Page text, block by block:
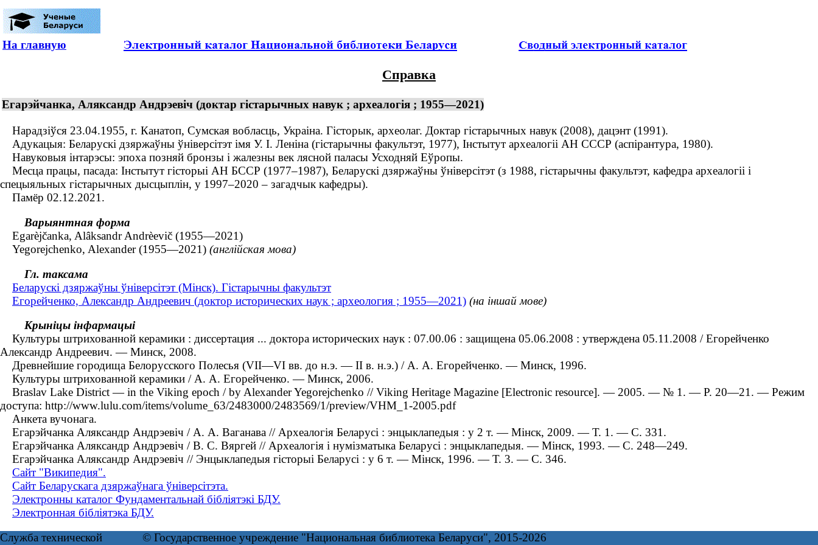
На главную
Справка
Егарэйчанка, Аляксандр Андрэевіч (доктар гістарычных навук ; археалогія ; 1955—2021)
Нарадзіўся 23.04.1955, г. Канатоп, Сумская вобласць, Украіна. Гісторык, археолаг. Доктар гістарычных навук (2008), дацэнт (1991).
Адукацыя: Беларускі дзяржаўны ўніверсітэт імя У. І. Леніна (гістарычны факультэт, 1977), Інстытут археалогіі АН СССР (аспірантура, 1980).
Навуковыя інтарэсы: эпоха позняй бронзы і жалезны век лясной паласы Усходняй Еўропы.
Месца працы, пасада: Інстытут гісторыі АН БССР (1977–1987), Беларускі дзяржаўны ўніверсітэт (з 1988, гістарычны факультэт, кафедра археалогіі і
спецыяльных гістарычных дысцыплін, у 1997–2020 – загадчык кафедры).
Памёр 02.12.2021.
Варыянтная форма
Egarèjčanka, Alâksandr Andrèevič (1955—2021)
Yegorejchenko, Alexander (1955—2021) (англійская мова)
Гл. таксама
Беларускі дзяржаўны ўніверсітэт (Мінск). Гістарычны факультэт
Егорейченко, Александр Андреевич (доктор исторических наук ; археология ; 1955—2021) (на іншай мове)
Крыніцы інфармацыі
Культуры штрихованной керамики : диссертация ... доктора исторических наук : 07.00.06 : защищена 05.06.2008 : утверждена 05.11.2008 / Егорейченко
Александр Андреевич. — Минск, 2008.
Древнейшие городища Белорусского Полесья (VII—VI вв. до н.э. — II в. н.э.) / А. А. Егорейченко. — Минск, 1996.
Культуры штрихованной керамики / А. А. Егорейченко. — Минск, 2006.
Braslav Lake District — in the Viking epoch / by Alexander Yegorejchenko // Viking Heritage Magazine [Electronic resource]. — 2005. — № 1. — P. 20—21. — Режим
доступа: http://www.lulu.com/items/volume_63/2483000/2483569/1/preview/VHM_1-2005.pdf
Анкета вучонага.
Егарэйчанка Аляксандр Андрэевіч / А. А. Ваганава // Археалогія Беларусі : энцыклапедыя : у 2 т. — Мінск, 2009. — Т. 1. — С. 331.
Егарэйчанка Аляксандр Андрэевіч / В. С. Вяргей // Археалогія і нумізматыка Беларусі : энцыклапедыя. — Мінск, 1993. — С. 248—249.
Егарэйчанка Аляксандр Андрэевіч // Энцыклапедыя гісторыі Беларусі : у 6 т. — Мінск, 1996. — Т. 3. — С. 346.
Сайт "Википедия".
Сайт Беларускага дзяржаўнага ўніверсітэта.
Электронны каталог Фундаментальнай бібліятэкі БДУ.
Электронная бібліятэка БДУ.
Служба технической
© Государственное учреждение "Национальная библиотека Беларуси", 2015-2026